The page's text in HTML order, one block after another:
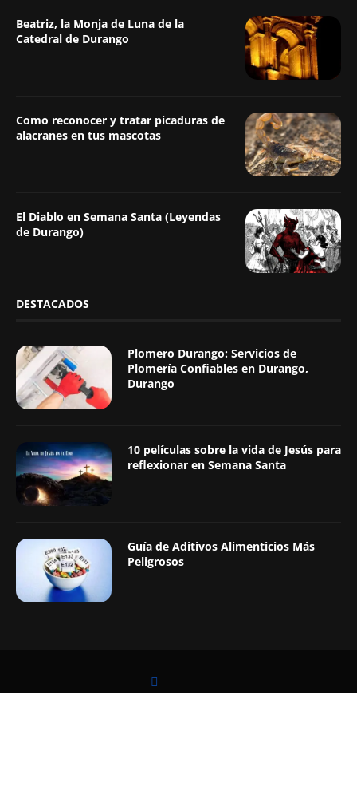
Beatriz, la Monja de Luna de la
Catedral de Durango
Como reconocer y tratar picaduras de
alacranes en tus mascotas
El Diablo en Semana Santa (Leyendas
de Durango)
DESTACADOS
Plomero Durango: Servicios de
Plomería Confiables en Durango,
Durango
10 películas sobre la vida de Jesús para
reflexionar en Semana Santa
Guía de Aditivos Alimenticios Más
Peligrosos